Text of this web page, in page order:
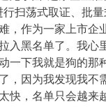
扫荡式取证、批
，作为一家上市
入黑名单了。我
一下我就是狗的
，因为我发现我
快，名单只会越